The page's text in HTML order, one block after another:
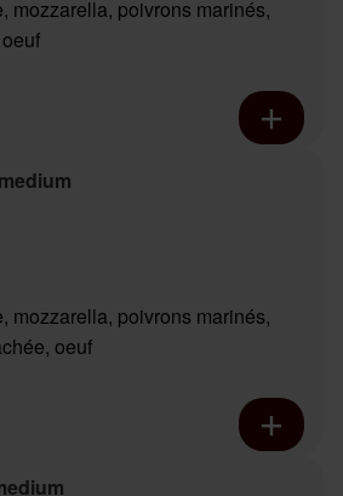
mozzarella, poivrons marinés,
mozzarella, poivrons marinés,
oeuf